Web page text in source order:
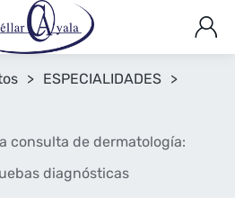
> ESPECIALIDADES >
consulta de dermatología:
diagnósticas